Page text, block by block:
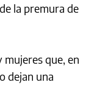
la premura de
que, en
dejan una